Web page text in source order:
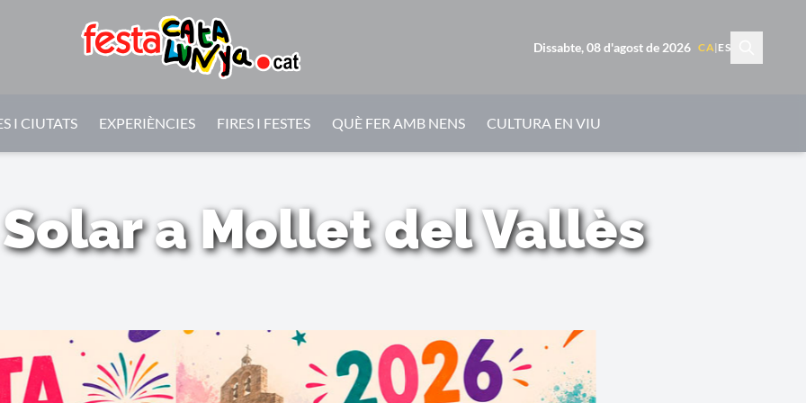
Dissabte, 08 d'agost de 2026 CA| ES
I CIUTATS EXPERIÈNCIES FIRES I FESTES QUÈ FER AMB NENS CULTURA EN VIU
a Mollet del Vallès